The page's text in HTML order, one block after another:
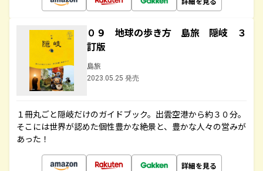
０９ 地球の歩き方 島旅 隠岐 ３
訂版
島旅
2023.05.25 発売
１冊丸ごと隠岐だけのガイドブック。出雲空港から約３０分。
そこには世界が認めた個性豊かな絶景と、豊かな人々の営みが
あった！
詳細を見る